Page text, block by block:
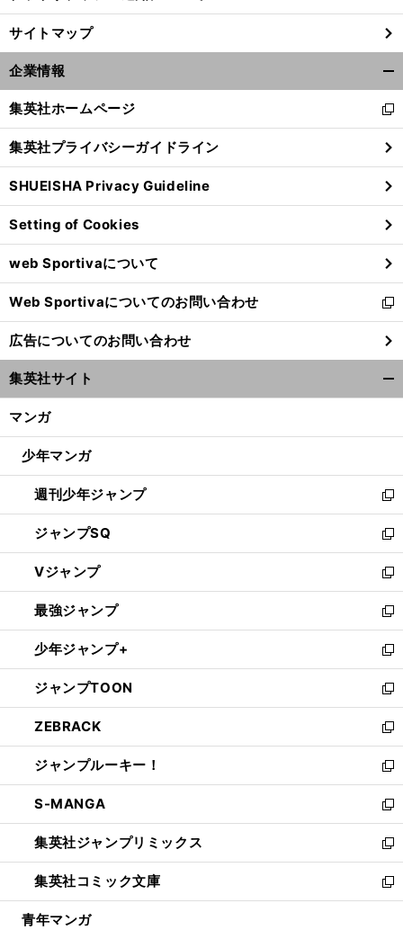
サイトマップ
企業情報
閉
る
集英社ホームページ
新
し
い
ウ
ィ
ン
ド
ウ
で
開
く
集英社プライバシーガイドライン
SHUEISHA Privacy Guideline
Setting of Cookies
web Sportivaについて
Web Sportivaについてのお問い合わせ
新
し
い
ウ
ィ
ン
ウ
開
く
広告についてのお問い合わせ
集英社サイト
マンガ
少年マンガ
週刊少年ジャンプ
新
し
い
ウ
ィ
ン
ド
ウ
で
開
く
ジャンプSQ
新
し
い
ウ
ィ
ン
ド
ウ
で
開
く
Vジャンプ
新
し
い
ウ
ィ
ン
ド
ウ
で
開
く
最強ジャンプ
新
し
い
ウ
ィ
ン
ド
ウ
で
開
く
少年ジャンプ+
新
し
い
ウ
ィ
ン
ド
ウ
で
開
く
ジャンプTOON
新
し
い
ウ
ィ
ン
ド
ウ
で
開
く
ZEBRACK
新
し
い
ウ
ィ
ン
ド
ウ
で
開
ジャンプルーキー！
新
し
い
ウ
ィ
ン
ド
ウ
S-MANGA
新
し
い
ウ
ィ
ン
集英社ジャンプリミックス
新
し
い
ウ
集英社コミック文庫
新
し
青年マンガ